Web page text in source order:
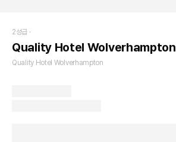
2성급 ·
Quality Hotel Wolverhampton
Quality Hotel Wolverhampton